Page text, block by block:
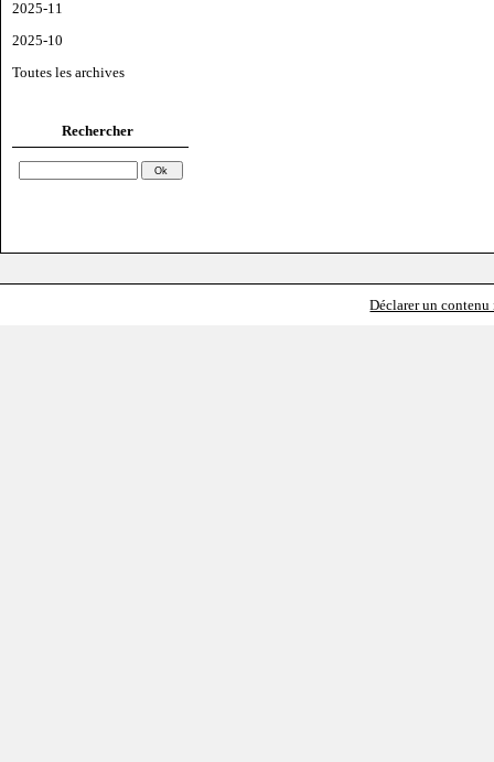
2025-11
2025-10
Toutes les archives
Rechercher
Déclarer un